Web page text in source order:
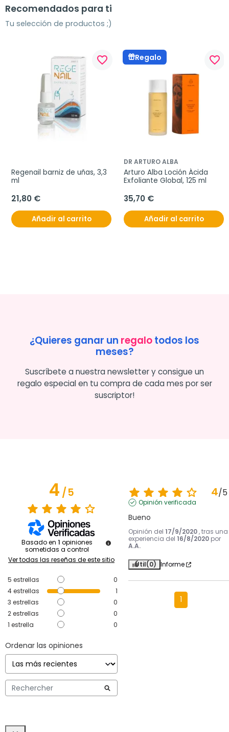
Recomendados para ti
Tu selección de productos ;)
favorite_border
Regenail barniz de uñas, 3,3
ml
21,80 €
Añadir al carrito
Regalo favorite_border
DR ARTURO ALBA
Arturo Alba Loción Ácida
Exfoliante Global, 125 ml
35,70 €
Añadir al carrito
¿Quieres ganar un regalotodos los
meses?
Suscríbete a nuestra newsletter y consigue un
regalo especial en tu compra de cada mes por ser
suscriptor!
4/5
Basado en 1 opiniones
sometidas a control
Ver todas las reseñas de este sitio
5 estrellas
0
4estrellas
1
3 estrellas
0
2estrellas
0
1 estrella 0
Ordenar las opiniones
4/5
Opinión verificada
Bueno
Opinión del 17/9/2020 , tras una
experiencia del 16/8/2020 por
A.A.
Útil(0) Informe
1